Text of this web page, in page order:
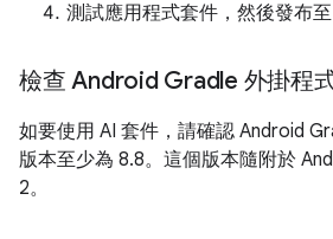
測試應用程式套件，然後發布至
檢查 Android Gradle 外掛程
如要使用 AI 套件，請確認 Android
版本至少為 8.8。這個版本隨附於
2。